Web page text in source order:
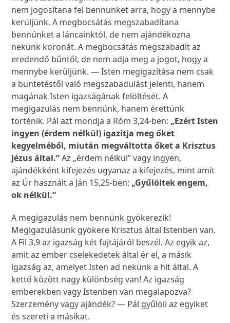
nem jogosítana fel bennünket arra, hogy a mennybe
kerüljünk. A megbocsátás megszabadítana
bennünket a láncainktól, de nem ajándékozna
nekünk koronát. A megbocsátás megszabadít az
eredendő bűntől, de nem adja meg a jogot, hogy a
mennybe kerüljünk. — Isten megigazítása nem csak
a büntetéstől való megszabadulást jelenti, hanem
magának Isten igazságának felöltését. A
megigazulás nem bennünk, hanem érettünk
történik. Pál azt mondja a Róm 3,24-ben: „Ezért Isten
ingyen (érdem nélkül) igazítja meg őket
kegyelméből, miután megváltotta őket a Krisztus
Jézus által.”Az „érdem nélkül” vagy ingyen,
ajándékként kifejezés ugyanaz a kifejezés, mint amit
az Úr használt a Ján 15,25-ben: „Gyűlöltek engem,
ok nélkül.”
A megigazulás nem bennünk gyökerezik!
Megigazulásunk gyökere Krisztus által Istenben van.
A Fil 3,9 az igazság két fajtájáról beszél. Az egyik az,
amit az ember cselekedetek által ér el, a másik
igazság az, amelyet Isten ad nekünk a hit által. A
kettő között nagy különbség van! Az igazság
emberekben vagy Istenben van megalapozva?
Szerzemény vagy ajándék? — Pál gyűlöli az egyiket
és szereti a másikat.